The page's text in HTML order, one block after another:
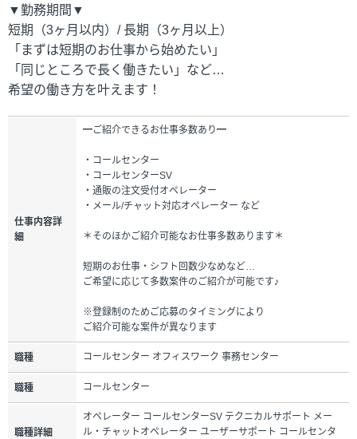
▼勤務期間▼
短期（3ヶ月以内）/ 長期（3ヶ月以上）
「まずは短期のお仕事から始めたい」
「同じところで長く働きたい」など…
希望の働き方を叶えます！
仕事内容詳
細
━ご紹介できるお仕事多数あり━
・コールセンター
・コールセンターSV
・通販の注文受付オペレーター
・メール/チャット対応オペレーター など
＊そのほかご紹介可能なお仕事多数あります＊
短期のお仕事・シフト回数少なめなど…
ご希望に応じて多数案件のご紹介が可能です♪
※登録制のためご応募のタイミングにより
ご紹介可能な案件が異なります
職種 コールセンター オフィスワーク 事務センター
職種 コールセンター
職種詳細
オペレーター コールセンターSV テクニカルサポート メー
ル・チャットオペレーター ユーザーサポート コールセンタ